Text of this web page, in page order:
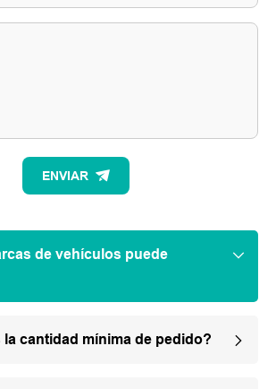
ENVIAR
de vehículos puede
la cantidad mínima de pedido?